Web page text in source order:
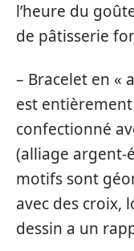
l’heure du
de pâtisserie
– Bracelet en «
est
confectionné
(alliage argent-
motifs sont
avec des croix,
dessin a un